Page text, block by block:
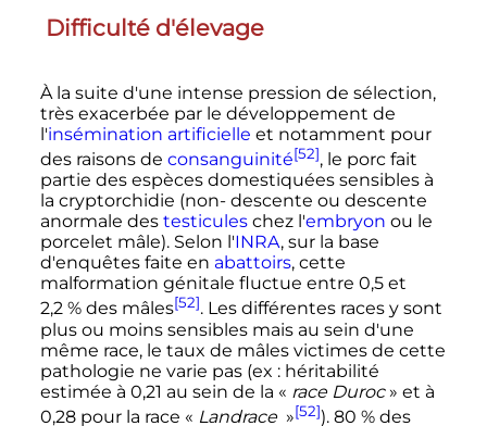
Difficulté d'élevage
À la suite d'une intense pression de sélection,
très exacerbée par le développement de
l'insémination artificielle et notamment pour
des raisons de consanguinité[52], le porc fait
partie des espèces domestiquées sensibles à
la cryptorchidie (non- descente ou descente
anormale des testiculeschez l'embryon ou le
porcelet mâle). Selon l'INRA, sur la base
d'enquêtes faite en abattoirs, cette
malformation génitale fluctue entre 0,5 et
2,2 % des mâles[52]. Les différentes races y sont
plus ou moins sensibles mais au sein d'une
même race, le taux de mâles victimes de cette
pathologie ne varie pas (ex : héritabilité
estimée à 0,21 au sein de la « race Duroc » et à
0,28 pour la race « Landrace »[52]). 80 % des